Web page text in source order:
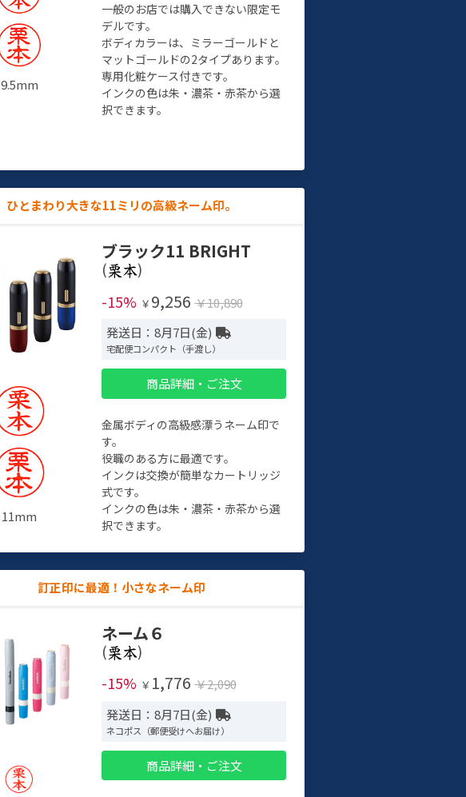
9.5mm
一般のお店では購入できない限定モ
デルです。
ボディカラーは、ミラーゴールドと
マットゴールドの2タイプあります。
専用化粧ケース付きです。
インクの色は朱・濃茶・赤茶から選
択できます。
ひとまわり大きな11ミリの高級ネーム印。
11mm
ブラック11 BRIGHT
(
)
-15% ￥ 9,256 ￥10,890
発送日：8月7日(金)
宅配便コンパクト（手渡し）
商品詳細・ご注文
金属ボディの高級感漂うネーム印で
す。
役職のある方に最適です。
インクは交換が簡単なカートリッジ
式です。
インクの色は朱・濃茶・赤茶から選
択できます。
訂正印に最適！小さなネーム印
ネーム６
(
)
-15% ￥ 1,776 ￥2,090
発送日：8月7日(金)
ネコポス（郵便受けへお届け）
商品詳細・ご注文